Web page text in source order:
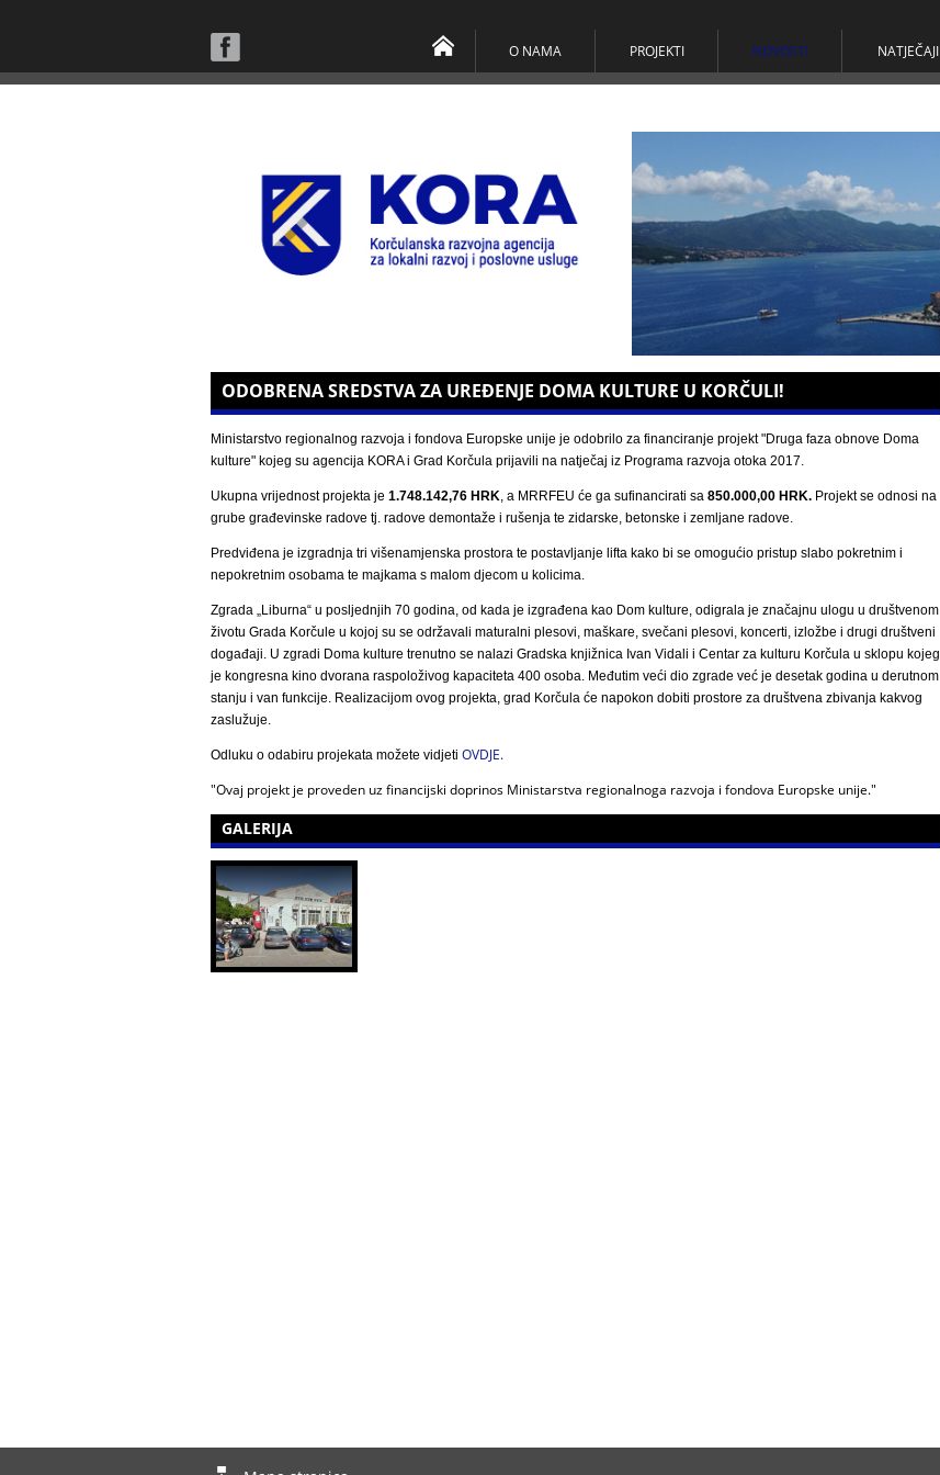
O NAMA PROJEKTI NOVOSTI NATJEČAJI
ODOBRENA SREDSTVA ZA UREĐENJE DOMA KULTURE U KORČULI!
Ministarstvo regionalnog razvoja i fondova Europske unije je odobrilo za financiranje projekt "Druga faza obnove Doma
kulture" kojeg su agencija KORA i Grad Korčula prijavili na natječaj iz Programa razvoja otoka 2017.
Ukupna vrijednost projekta je 1.748.142,76 HRK , a MRRFEU će ga sufinancirati sa 850.000,00 HRK. Projekt se odnosi na
grube građevinske radove tj. radove demontaže i rušenja te zidarske, betonske i zemljane radove.
Predviđena je izgradnja tri višenamjenska prostora te postavljanje lifta kako bi se omogućio pristup slabo pokretnim i
nepokretnim osobama te majkama s malom djecom u kolicima.
Zgrada „Liburna“ u posljednjih 70 godina, od kada je izgrađena kao Dom kulture, odigrala je značajnu ulogu u društvenom
životu Grada Korčule u kojoj su se održavali maturalni plesovi, maškare, svečani plesovi, koncerti, izložbe i drugi društveni
događaji. U zgradi Doma kulture trenutno se nalazi Gradska knjižnica Ivan Vidali i Centar za kulturu Korčula u sklopu kojeg
je kongresna kino dvorana raspoloživog kapaciteta 400 osoba. Međutim veći dio zgrade već je desetak godina u derutnom
stanju i van funkcije. Realizacijom ovog projekta, grad Korčula će napokon dobiti prostore za društvena zbivanja kakvog
zaslužuje.
Odluku o odabiru projekata možete vidjeti OVDJE.
"Ovaj projekt je proveden uz financijski doprinos Ministarstva regionalnoga razvoja i fondova Europske unije."
GALERIJA